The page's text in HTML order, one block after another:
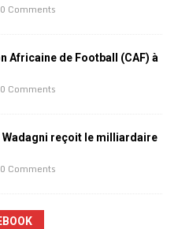
0 Comments
Africaine de Football (CAF) à
0 Comments
Wadagni reçoit le milliardaire
0 Comments